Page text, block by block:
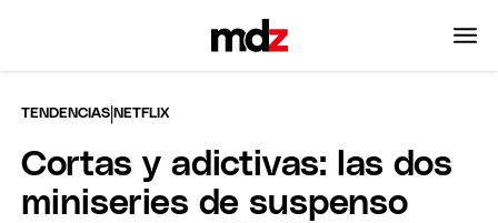
TENDENCIAS |NETFLIX
Cortas y adictivas: las dos
miniseries de suspenso